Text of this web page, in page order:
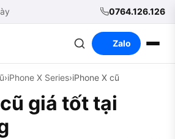
0764.126.126
Zalo
›iPhone X Series›iPhone X cũ
giá tốt tại